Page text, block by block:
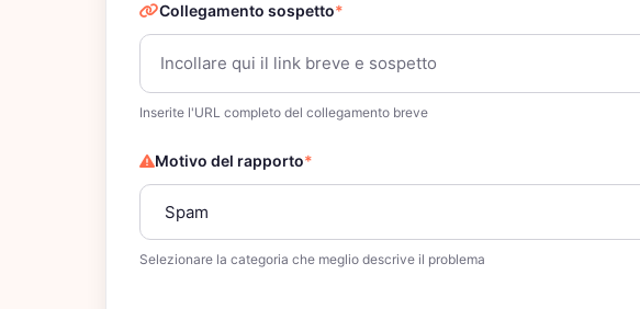
Collegamento sospetto*
Inserite l'URL completo del collegamento breve
Motivo del rapporto*
Selezionare la categoria che meglio descrive il problema